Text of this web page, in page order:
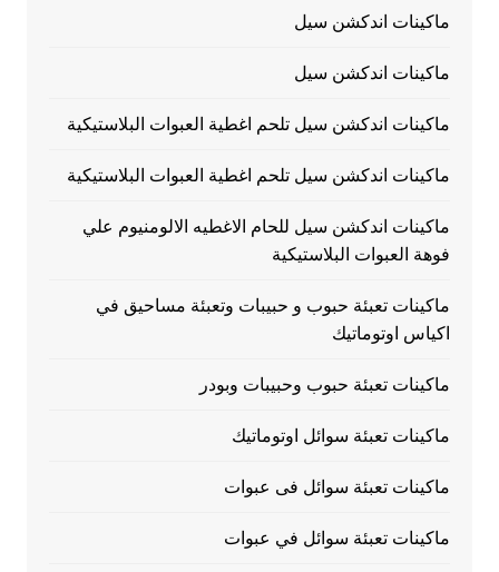
ماكينات اندكشن سيل
ماكينات اندكشن سيل
ماكينات اندكشن سيل تلحم اغطية العبوات البلاستيكية
ماكينات اندكشن سيل تلحم اغطية العبوات البلاستيكية
ماكينات اندكشن سيل للحام الاغطيه الالومنيوم علي
فوهة العبوات البلاستيكية
ماكينات تعبئة حبوب و حبيبات وتعبئة مساحيق في
اكياس اوتوماتيك
ماكينات تعبئة حبوب وحبيبات وبودر
ماكينات تعبئة سوائل اوتوماتيك
ماكينات تعبئة سوائل فى عبوات
ماكينات تعبئة سوائل في عبوات